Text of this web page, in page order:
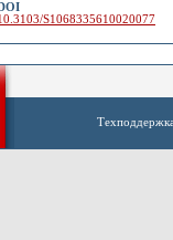
S1068335610020077